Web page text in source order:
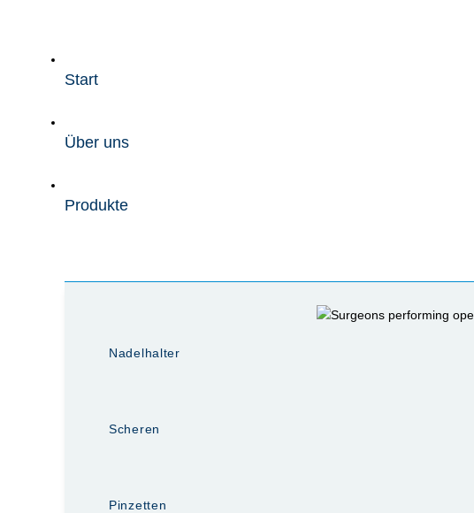
wechseln
Start
Über uns
Produkte
Nadelhalter
Scheren
Pinzetten